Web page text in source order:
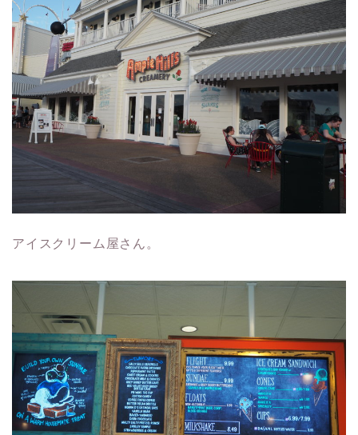
アイスクリーム屋さん。